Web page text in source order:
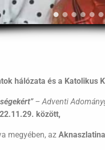
hálózata és a Katolikus
– Adventi
között,
megyében, az